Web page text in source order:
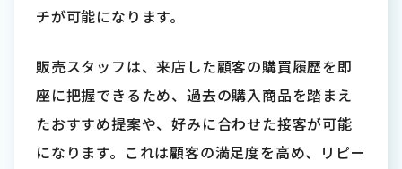
チが可能になります。
販売スタッフは、来店した顧客の購買履歴を即
座に把握できるため、過去の購入商品を踏まえ
たおすすめ提案や、好みに合わせた接客が可能
になります。これは顧客の満足度を高め、リピー